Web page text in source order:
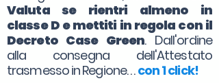
Valuta se rientri almeno in
classe D e mettiti in regola con il
Decreto Case Green. Dall'ordine
alla consegna dell'Attestato
trasmesso in Regione. . .con 1 click!